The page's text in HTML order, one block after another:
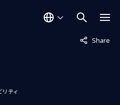
Share
非表示中
リティ